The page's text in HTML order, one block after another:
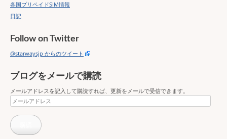
各国プリペイドSIM情報
日記
Follow on Twitter
@starwaysjp からのツイート
ブログをメールで購読
メールアドレスを記入して購読すれば、更新をメールで受信できます。
メ
ー
ル
ア
ド